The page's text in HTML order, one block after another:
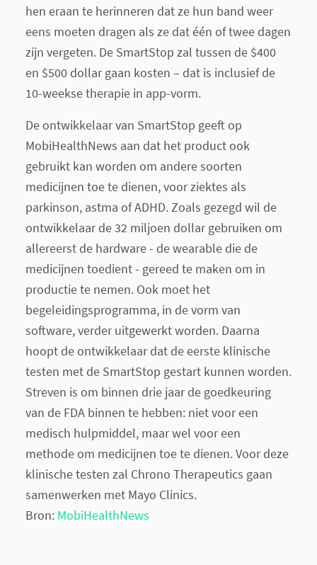
hen eraan te herinneren dat ze hun band weer
eens moeten dragen als ze dat één of twee dagen
zijn vergeten. De SmartStop zal tussen de $400
en $500 dollar gaan kosten – dat is inclusief de
10-weekse therapie in app-vorm.
De ontwikkelaar van SmartStop geeft op
MobiHealthNews aan dat het product ook
gebruikt kan worden om andere soorten
medicijnen toe te dienen, voor ziektes als
parkinson, astma of ADHD. Zoals gezegd wil de
ontwikkelaar de 32 miljoen dollar gebruiken om
allereerst de hardware - de wearable die de
medicijnen toedient - gereed te maken om in
productie te nemen. Ook moet het
begeleidingsprogramma, in de vorm van
software, verder uitgewerkt worden. Daarna
hoopt de ontwikkelaar dat de eerste klinische
testen met de SmartStop gestart kunnen worden.
Streven is om binnen drie jaar de goedkeuring
van de FDA binnen te hebben: niet voor een
medisch hulpmiddel, maar wel voor een
methode om medicijnen toe te dienen. Voor deze
klinische testen zal Chrono Therapeutics gaan
samenwerken met Mayo Clinics.
Bron: MobiHealthNews